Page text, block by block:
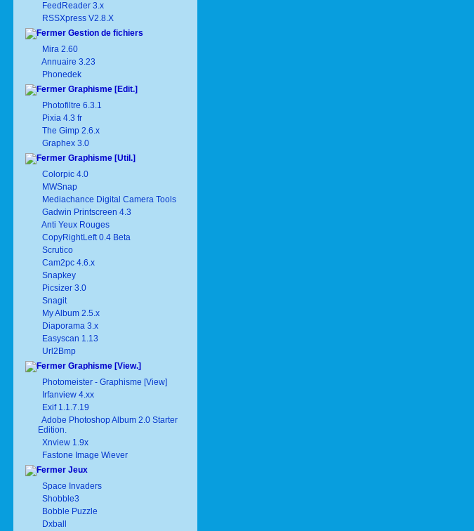
FeedReader 3.x
RSSXpress V2.8.X
Gestion de fichiers
Mira 2.60
Annuaire 3.23
Phonedek
Graphisme [Edit.]
Photofiltre 6.3.1
Pixia 4.3 fr
The Gimp 2.6.x
Graphex 3.0
Graphisme [Util.]
Colorpic 4.0
MWSnap
Mediachance Digital Camera Tools
Gadwin Printscreen 4.3
Anti Yeux Rouges
CopyRightLeft 0.4 Beta
Scrutico
Cam2pc 4.6.x
Snapkey
Picsizer 3.0
Snagit
My Album 2.5.x
Diaporama 3.x
Easyscan 1.13
Url2Bmp
Graphisme [View.]
Photomeister - Graphisme [View]
Irfanview 4.xx
Exif 1.1.7.19
Adobe Photoshop Album 2.0 Starter
Edition.
Xnview 1.9x
Fastone Image Wiever
Jeux
Space Invaders
Shobble3
Bobble Puzzle
Dxball